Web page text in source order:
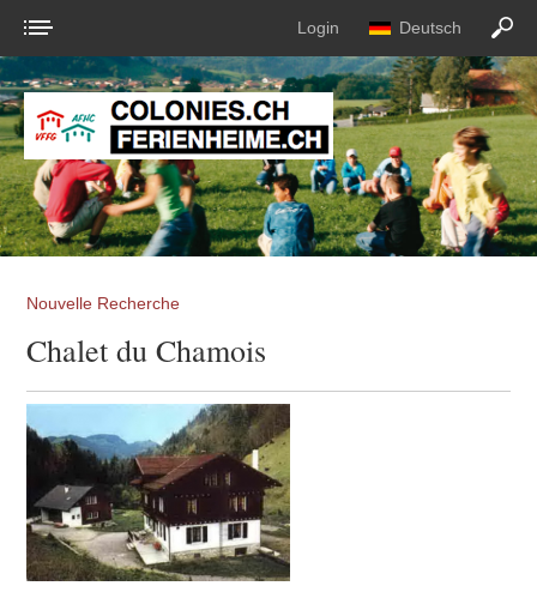
Login Deutsch
Nouvelle Recherche
Chalet du Chamois